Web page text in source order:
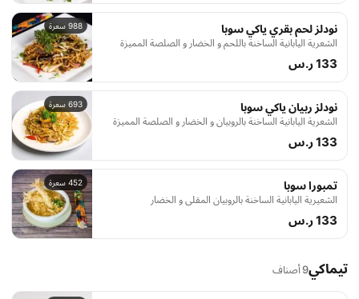
988 سعرة نودلز لحم بقري ياكي سوبا
الشعرية اليابانية الساخنة باللحم و الخضار و الصلصة المميزة
133 ر.س
693 سعرة نودلز ربيان ياكي سوبا
الشعرية اليابانية الساخنة بالروبيان و الخضار و الصلصة المميزة
133 ر.س
452 سعرة تمبورا سوبا
الشعيرية اليابانية الساخنة بالروبيان المقلي و الخضار
133 ر.س
تيماكي9 أصناف